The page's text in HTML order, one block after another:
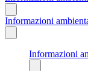
Informazioni
Informazioni